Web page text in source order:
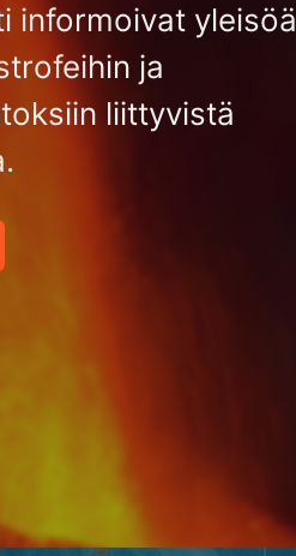
informoivat yleisöä
ja
liittyvistä